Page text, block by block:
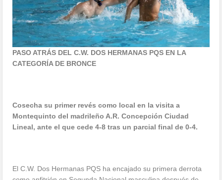
PASO ATRÁS DEL C.W. DOS HERMANAS PQS EN LA
CATEGORÍA DE BRONCE
Cosecha su primer revés como local en la visita a
Montequinto del madrileño A.R. Concepción Ciudad
Lineal, ante el que cede 4-8 tras un parcial final de 0-4.
El C.W. Dos Hermanas PQS ha encajado su primera derrota